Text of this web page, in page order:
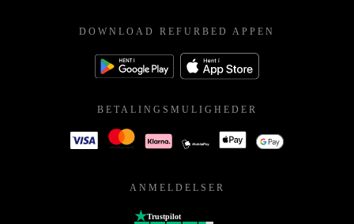
DOWNLOAD REFURBED APPEN
BETALINGSMULIGHEDER
ANMELDELSER
Trustpilot